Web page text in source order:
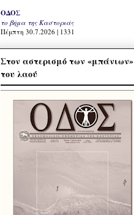
ΟΔΟΣ
το βήμα της Καστοριάς
Πέμπτη 30.7.2026 | 1331
Στον αστερισμό των «μπάνιων»
του λαού